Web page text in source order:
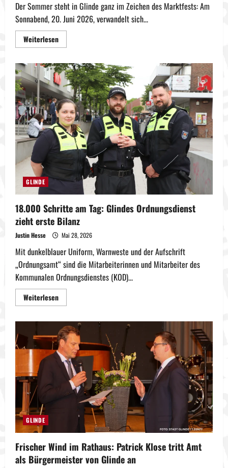
Der Sommer steht in Glinde ganz im Zeichen des Marktfests: Am
Sonnabend, 20. Juni 2026, verwandelt sich...
WeiterlesenMehr
Informationen
feiert
bis
Mitternacht:
Marktfest
verwandelt
Innenstadt
in
große
Partymeile
GLINDE
18.000 Schritte am Tag: Glindes Ordnungsdienst
zieht erste Bilanz
Justin Hesse Mai 28, 2026
Mit dunkelblauer Uniform, Warnweste und der Aufschrift
„Ordnungsamt“ sind die Mitarbeiterinnen und Mitarbeiter des
Kommunalen Ordnungsdienstes (KOD)...
WeiterlesenMehr
Informationen
Schritte
am
Tag:
Glindes
Ordnungsdienst
zieht
erste
Bilanz
GLINDE
Frischer Wind im Rathaus: Patrick Klose tritt Amt
als Bürgermeister von Glinde an